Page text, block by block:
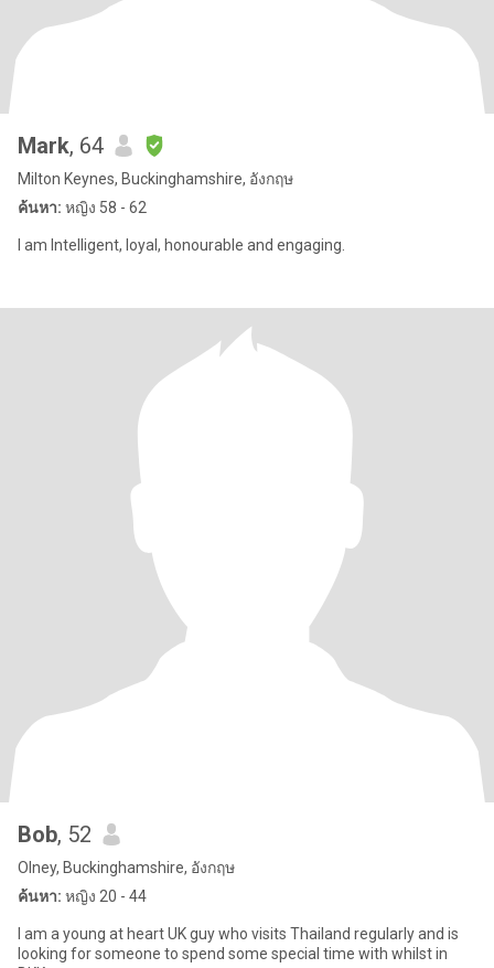
Mark, 64
Milton Keynes, Buckinghamshire, อังกฤษ
ค้นหา: หญิง 58 - 62
I am Intelligent, loyal, honourable and engaging.
Bob, 52
Olney, Buckinghamshire, อังกฤษ
ค้นหา: หญิง 20 - 44
I am a young at heart UK guy who visits Thailand regularly and is
looking for someone to spend some special time with whilst in